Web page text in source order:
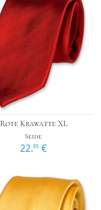
Rote Krawatte XL
Seide
22.95 €